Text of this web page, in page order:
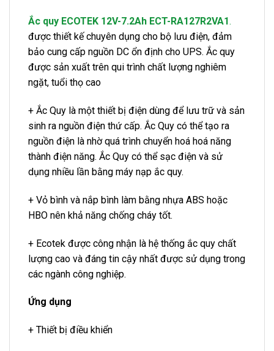
Ắc quy ECOTEK 12V-7.2Ah ECT-RA127R2VA1.
được thiết kế chuyên dụng cho bộ lưu điện, đảm
bảo cung cấp nguồn DC ổn định cho UPS. Ắc quy
được sản xuất trên qui trình chất lượng nghiêm
ngặt, tuổi thọ cao
+ Ắc Quy là một thiết bị điện dùng để lưu trữ và sản
sinh ra nguồn điện thứ cấp. Ắc Quy có thể tạo ra
nguồn điện là nhờ quá trình chuyển hoá hoá năng
thành điện năng. Ắc Quy có thể sạc điện và sử
dụng nhiều lần bằng máy nạp ắc quy.
+ Vỏ bình và nắp bình làm bằng nhựa ABS hoặc
HBO nên khả năng chống cháy tốt.
+ Ecotek được công nhận là hệ thống ắc quy chất
lượng cao và đáng tin cậy nhất được sử dụng trong
các ngành công nghiệp.
Ứng dụng
+ Thiết bị điều khiển